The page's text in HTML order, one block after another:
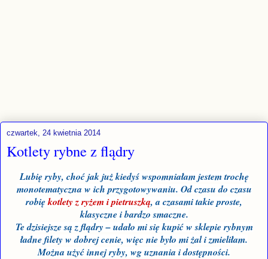
czwartek, 24 kwietnia 2014
Kotlety rybne z flądry
Lubię ryby, choć jak już kiedyś wspomniałam jestem trochę
monotematyczna w ich przygotowywaniu. Od czasu do czasu
robiękotlety z ryżem i pietruszką, a czasami takie proste,
klasyczne i bardzo smaczne.
Te dzisiejsze są z flądry – udało mi się kupić w sklepie rybnym
ładne filety w dobrej cenie, więc nie było mi żal i zmieliłam.
Można użyć innej ryby, wg uznania i dostępności.